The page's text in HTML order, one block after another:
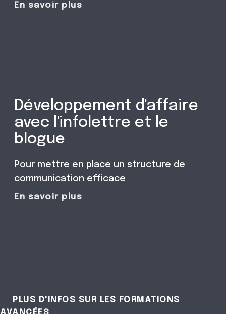
En savoir plus
Développement d'affaire
avec l'infolettre et le
blogue
Pour mettre en place un structure de
communication efficace
En savoir plus
PLUS D'INFOS SUR LES FORMATIONS